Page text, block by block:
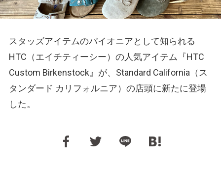
スタッズアイテムのパイオニアとして知られる
HTC（エイチティーシー）の人気アイテム『HTC
Custom Birkenstock』が、Standard California（ス
タンダード カリフォルニア）の店頭に新たに登場
した。